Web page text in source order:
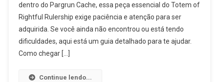
dentro do Pargrun Cache, essa peça essencial do Totem of
Rightful Rulership exige paciência e atenção para ser
adquirida. Se você ainda não encontrou ou está tendo
dificuldades, aqui está um guia detalhado para te ajudar.
Como chegar […]
Continue lendo...